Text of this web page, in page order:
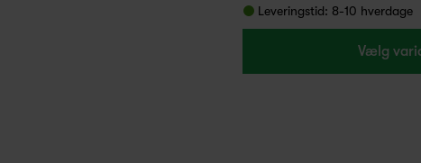
Leveringstid: 8-10 hverdage
Vælg